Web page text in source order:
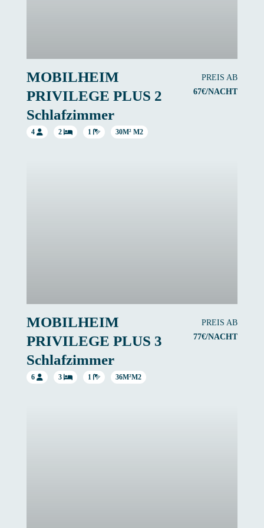
MOBILHEIM
PRIVILEGE PLUS 2
Schlafzimmer
PREIS AB
67€/NACHT
4 2 1 30M² M2
MOBILHEIM
PRIVILEGE PLUS 3
Schlafzimmer
PREIS AB
77€/NACHT
6 3 1 36M²M2